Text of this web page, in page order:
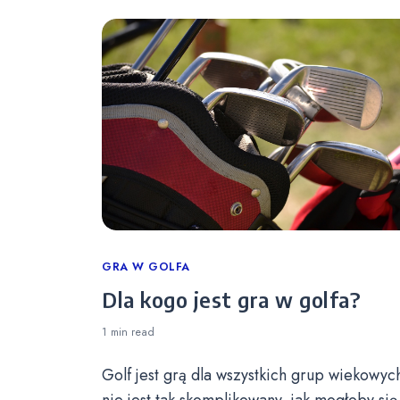
Categories
GRA W GOLFA
Dla kogo jest gra w golfa?
1 min read
Golf jest grą dla wszystkich grup